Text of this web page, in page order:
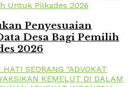
Penyesuaian
Desa Bagi Pemilih
2026